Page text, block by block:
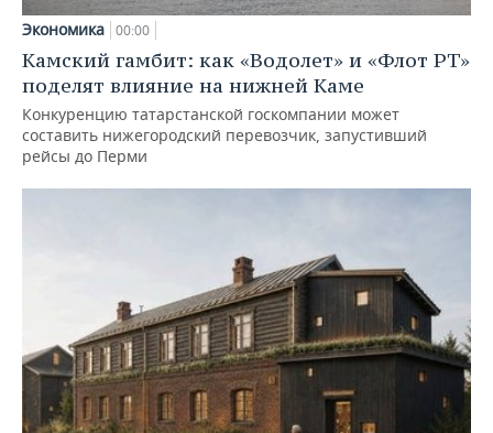
Экономика 00:00
Камский гамбит: как «Водолет» и «Флот РТ»
поделят влияние на нижней Каме
Конкуренцию татарстанской госкомпании может
составить нижегородский перевозчик, запустивший
рейсы до Перми